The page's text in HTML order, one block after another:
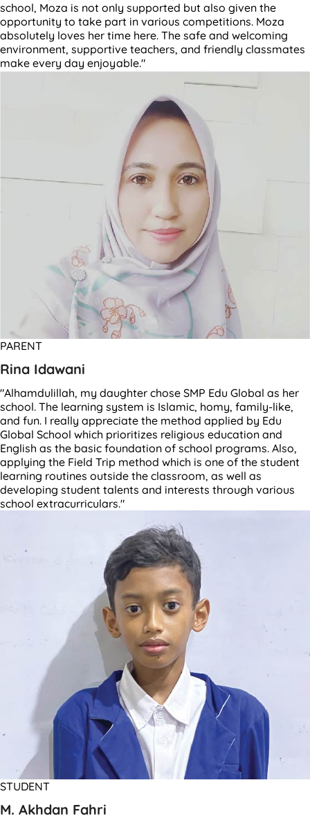
school, Moza is not only supported but also given the
opportunity to take part in various competitions. Moza
absolutely loves her time here. The safe and welcoming
environment, supportive teachers, and friendly classmates
make every day enjoyable."
PARENT
Rina Idawani
"Alhamdulillah, my daughter chose SMP Edu Global as her
school. The learning system is Islamic, homy, family-like,
and fun. I really appreciate the method applied by Edu
Global School which prioritizes religious education and
English as the basic foundation of school programs. Also,
applying the Field Trip method which is one of the student
learning routines outside the classroom, as well as
developing student talents and interests through various
school extracurriculars."
STUDENT
M. Akhdan Fahri